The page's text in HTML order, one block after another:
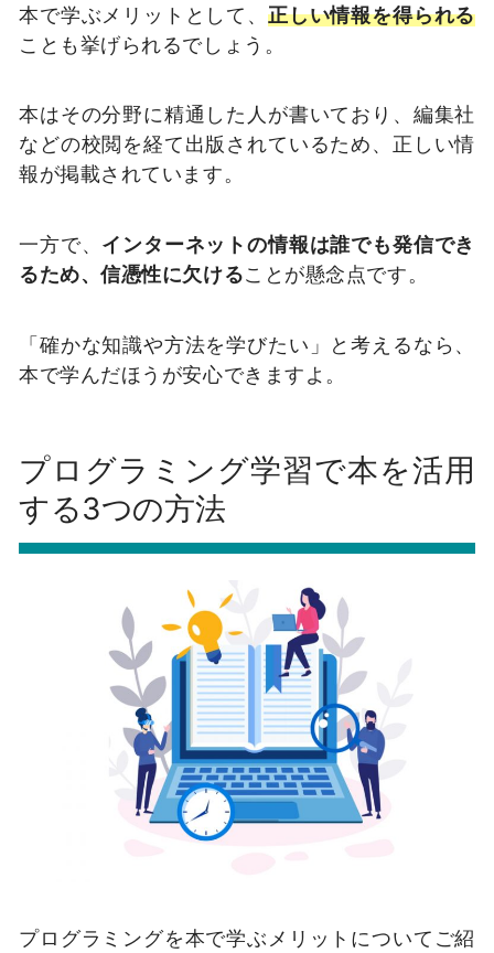
本で学ぶメリットとして、 正しい情報を得られる
ことも挙げられるでしょう。
本はその分野に精通した人が書いており、編集社
などの校閲を経て出版されているため、正しい情
報が掲載されています。
一方で、 インターネットの情報は誰でも発信でき
るため、信憑性に欠けることが懸念点です。
「確かな知識や方法を学びたい」と考えるなら、
本で学んだほうが安心できますよ。
プログラミング学習で本を活用
する3つの方法
プログラミングを本で学ぶメリットについてご紹